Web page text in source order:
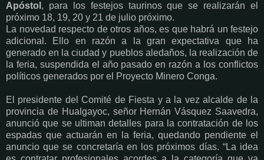
Apóstol , para los festejos taurinos que se realizarán el
próximo 18, 19, 20 y 21 de julio próximo.
La novedad respecto de otros años, es que habrá un festejo
adicional. Ello en razón a la gran expectativa que ha
generado en la ciudad y pueblos aledaños, la realización de
la feria, suspendida el año pasado en razón a los conflictos
políticos generados por el Proyecto Minero Conga.
El presidente del Comité de Fiesta y a la vez alcalde de la
provincia de Hualgayoc, señor Hernán Vásquez Saavedra,
anunció que se ultiman detalles para la contratación de los
espadas que actuarán en la feria, quedando pendiente el
anuncio que se concretaría en los próximos días. “La idea